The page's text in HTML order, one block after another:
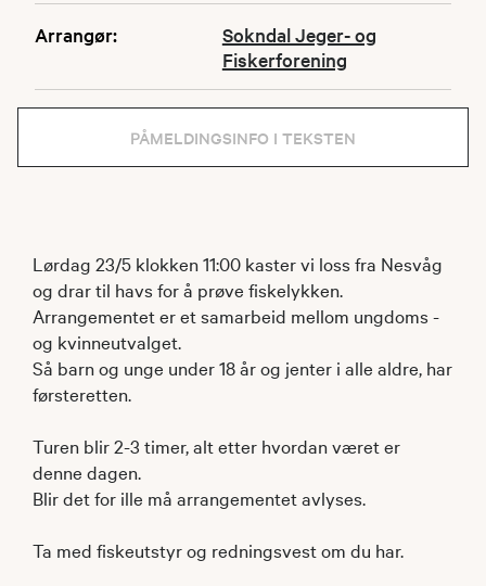
Arrangør:
Sokndal Jeger- og
Fiskerforening
PÅMELDINGSINFO I TEKSTEN
Lørdag 23/5 klokken 11:00 kaster vi loss fra Nesvåg
og drar til havs for å prøve fiskelykken.
Arrangementet er et samarbeid mellom ungdoms -
og kvinneutvalget.
Så barn og unge under 18 år og jenter i alle aldre, har
førsteretten.
Turen blir 2-3 timer, alt etter hvordan været er
denne dagen.
Blir det for ille må arrangementet avlyses.
Ta med fiskeutstyr og redningsvest om du har.